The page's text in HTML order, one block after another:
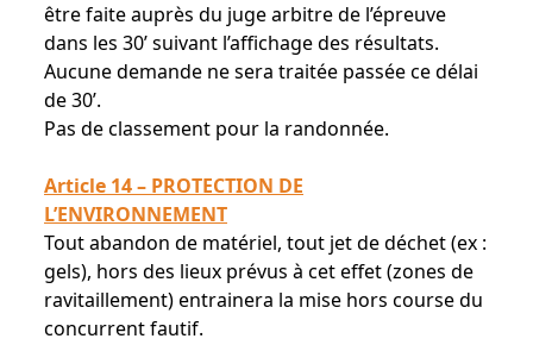
être faite auprès du juge arbitre de l’épreuve
dans les 30’ suivant l’affichage des résultats.
Aucune demande ne sera traitée passée ce délai
de 30’.
Pas de classement pour la randonnée.
Article 14 – PROTECTION DE
L’ENVIRONNEMENT
Tout abandon de matériel, tout jet de déchet (ex :
gels), hors des lieux prévus à cet effet (zones de
ravitaillement) entrainera la mise hors course du
concurrent fautif.